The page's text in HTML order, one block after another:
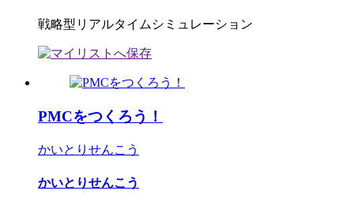
戦略型リアルタイムシミュレーション
PMCをつくろう！
かいとりせんこう
かいとりせんこう